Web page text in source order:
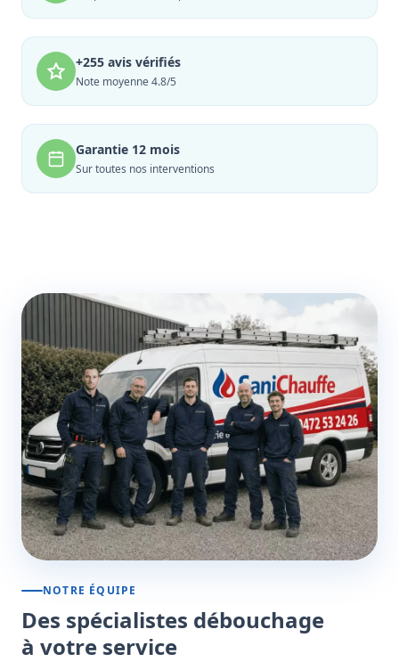
+255 avis vérifiés
Note moyenne 4.8/5
Garantie 12 mois
Sur toutes nos interventions
NOTRE ÉQUIPE
Des spécialistes débouchage
à votre service